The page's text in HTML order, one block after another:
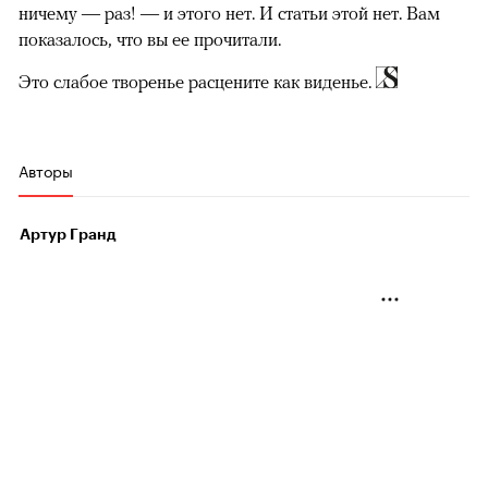
ничему — раз! — и этого нет. И статьи этой нет. Вам
показалось, что вы ее прочитали.
Это слабое творенье расцените как виденье.
Авторы
Артур Гранд